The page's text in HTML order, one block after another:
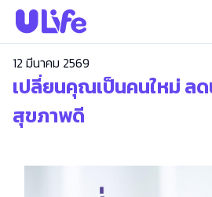
12 มีนาคม 2569
เปลี่ยนคุณเป็นคนใหม่ ล
สุขภาพดี